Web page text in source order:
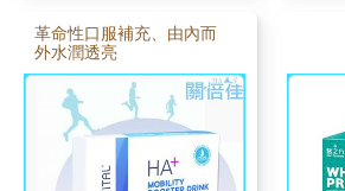
革命性口服補充、由內而
外水潤透亮